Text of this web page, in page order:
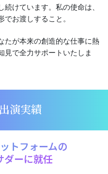
続けています。私の使命は、
お渡しすること。
たが本来の創造的な仕事に熱
見で全力サポートいたしま
演実績
トフォームの
ダーに就任